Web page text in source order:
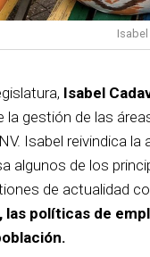
Isabel
la gestión de las
Isabel reivindica
algunos de los
de actualidad
las políticas de